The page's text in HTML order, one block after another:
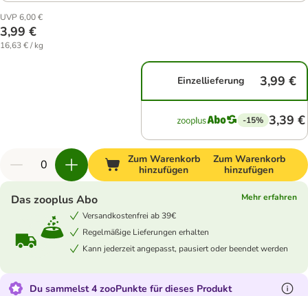
UVP 6,00 €
3,99 €
16,63 € / kg
Einzellieferung 3,99 €
-15% 3,39 €
Zum Warenkorb
hinzufügen
Zum Warenkorb
hinzufügen
Das zooplus Abo
Mehr erfahren
Versandkostenfrei ab 39€
Regelmäßige Lieferungen erhalten
Kann jederzeit angepasst, pausiert oder beendet werden
Du sammelst 4 zooPunkte für dieses Produkt